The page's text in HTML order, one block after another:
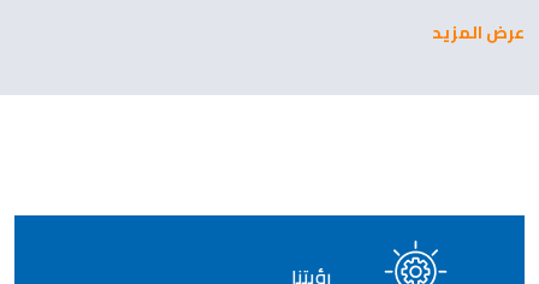
عرض المزيد
رؤيتنا